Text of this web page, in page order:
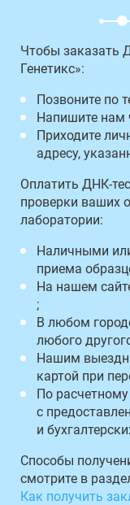
Чтобы заказать
Генетикс»:
Позвоните по
Напишите нам
Приходите
адресу,
Оплатить ДНК-
проверки ваших
лаборатории:
Наличными
приема
На нашем
;
В любом
любого
Нашим
картой при
По
с
и
Способы
смотрите в
Как получить